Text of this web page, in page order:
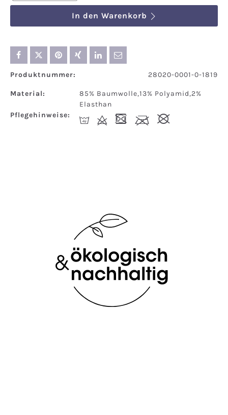
In den Warenkorb
Produktnummer: 28020-0001-0-1819
Material:
85% Baumwolle,13% Polyamid,2%
Elasthan
Pflegehinweise:
I d - l #